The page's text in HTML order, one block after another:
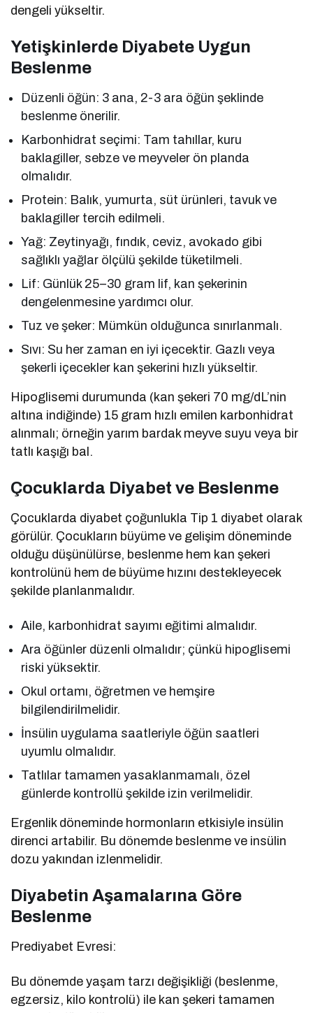
dengeli yükseltir.
Yetişkinlerde Diyabete Uygun
Beslenme
Düzenli öğün: 3 ana, 2-3 ara öğün şeklinde
beslenme önerilir.
Karbonhidrat seçimi: Tam tahıllar, kuru
baklagiller, sebze ve meyveler ön planda
olmalıdır.
Protein: Balık, yumurta, süt ürünleri, tavuk ve
baklagiller tercih edilmeli.
Yağ: Zeytinyağı, fındık, ceviz, avokado gibi
sağlıklı yağlar ölçülü şekilde tüketilmeli.
Lif: Günlük 25–30 gram lif, kan şekerinin
dengelenmesine yardımcı olur.
Tuz ve şeker: Mümkün olduğunca sınırlanmalı.
Sıvı: Su her zaman en iyi içecektir. Gazlı veya
şekerli içecekler kan şekerini hızlı yükseltir.
Hipoglisemi durumunda (kan şekeri 70 mg/dL’nin
altına indiğinde) 15 gram hızlı emilen karbonhidrat
alınmalı; örneğin yarım bardak meyve suyu veya bir
tatlı kaşığı bal.
Çocuklarda Diyabet ve Beslenme
Çocuklarda diyabet çoğunlukla Tip 1 diyabet olarak
görülür. Çocukların büyüme ve gelişim döneminde
olduğu düşünülürse, beslenme hem kan şekeri
kontrolünü hem de büyüme hızını destekleyecek
şekilde planlanmalıdır.
Aile, karbonhidrat sayımı eğitimi almalıdır.
Ara öğünler düzenli olmalıdır; çünkü hipoglisemi
riski yüksektir.
Okul ortamı, öğretmen ve hemşire
bilgilendirilmelidir.
İnsülin uygulama saatleriyle öğün saatleri
uyumlu olmalıdır.
Tatlılar tamamen yasaklanmamalı, özel
günlerde kontrollü şekilde izin verilmelidir.
Ergenlik döneminde hormonların etkisiyle insülin
direnci artabilir. Bu dönemde beslenme ve insülin
dozu yakından izlenmelidir.
Diyabetin Aşamalarına Göre
Beslenme
Prediyabet Evresi:
Bu dönemde yaşam tarzı değişikliği (beslenme,
egzersiz, kilo kontrolü) ile kan şekeri tamamen